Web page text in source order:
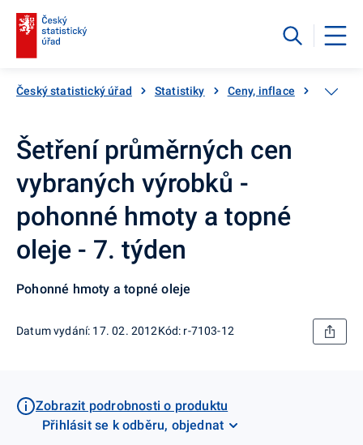
Český statistický úřad Statistiky Ceny, inflace
Šetření průměrných cen
vybraných výrobků -
pohonné hmoty a topné
oleje - 7. týden
Pohonné hmoty a topné oleje
Datum vydání: 17. 02. 2012Kód: r-7103-12
Zobrazit podrobnosti o produktu
Přihlásit se k odběru, objednat